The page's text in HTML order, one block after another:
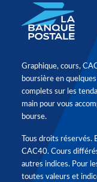
Graphique, cours,
boursière en
complets sur les
main pour vous
bourse.
Tous droits
CAC40. Cours
autres indices. Pour
toutes valeurs et